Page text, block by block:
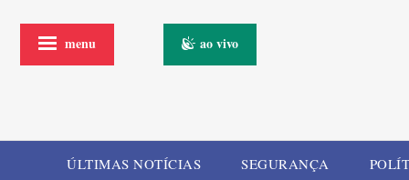
menu ao vivo
ÚLTIMAS NOTÍCIAS SEGURANÇA